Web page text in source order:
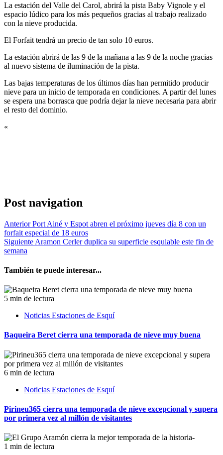
La estación del Valle del Carol, abrirá la pista Baby Vignole y el
espacio lúdico para los más pequeños gracias al trabajo realizado
con la nieve producida.
El Forfait tendrá un precio de tan solo 10 euros.
La estación abrirá de las 9 de la mañana a las 9 de la noche gracias
al nuevo sistema de iluminación de la pista.
Las bajas temperaturas de los últimos días han permitido producir
nieve para un inicio de temporada en condiciones. A partir del lunes
se espera una borrasca que podría dejar la nieve necesaria para abrir
el resto del dominio.
«
Post navigation
AnteriorPort Ainé y Espot abren el próximo jueves día 8 con un
forfait especial de 18 euros
Siguiente Aramon Cerler duplica su superficie esquiable este fin de
semana
También te puede interesar...
5 min de lectura
Noticias Estaciones de Esquí
Baqueira Beret cierra una temporada de nieve muy buena
6 min de lectura
Noticias Estaciones de Esquí
Pirineu365 cierra una temporada de nieve excepcional y supera
por primera vez al millón de visitantes
1 min de lectura